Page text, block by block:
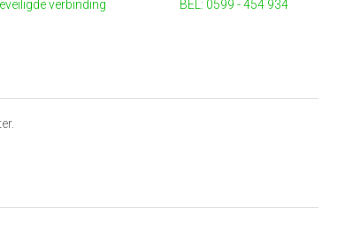
verbinding
BEL: 0599 - 454 934